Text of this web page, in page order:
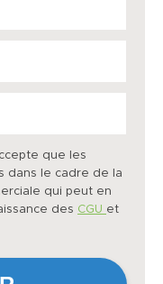
que les
dans le cadre de la
qui peut en
des CGU et